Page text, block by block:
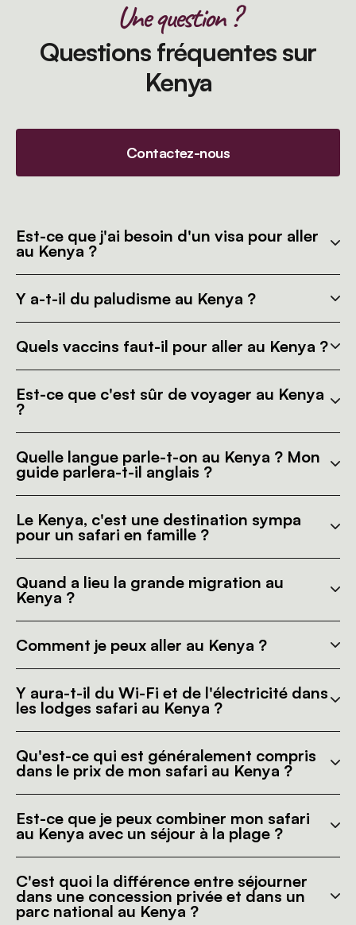
Une question ?
Questions fréquentes sur
Kenya
Contactez-nous
Est-ce que j'ai besoin d'un visa pour aller
au Kenya ?
Y a-t-il du paludisme au Kenya ?
Quels vaccins faut-il pour aller au Kenya ?
Est-ce que c'est sûr de voyager au Kenya
?
Quelle langue parle-t-on au Kenya ? Mon
guide parlera-t-il anglais ?
Le Kenya, c'est une destination sympa
pour un safari en famille ?
Quand a lieu la grande migration au
Kenya ?
Comment je peux aller au Kenya ?
Y aura-t-il du Wi-Fi et de l'électricité dans
les lodges safari au Kenya ?
Qu'est-ce qui est généralement compris
dans le prix de mon safari au Kenya ?
Est-ce que je peux combiner mon safari
au Kenya avec un séjour à la plage ?
C'est quoi la différence entre séjourner
dans une concession privée et dans un
parc national au Kenya ?